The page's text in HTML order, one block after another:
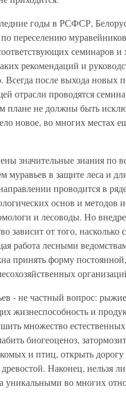
годы в РСФСР,
переселению
семинаров
рекомендаций и
Всегда после выхода новых
отрасли проводятся
плане не должны быть
новое, во многих местах
значительные знания по
муравьев в защите леса и
проводится в
основ и методов
и лесоводы. Но
зависит от того,
работа лесными
принять форму
- не частный вопрос:
жизнеспособность и
множество
биогеоценоз,
и птиц, открыть дорогу
древостой. Наконец, нельзя
уникальными во многих